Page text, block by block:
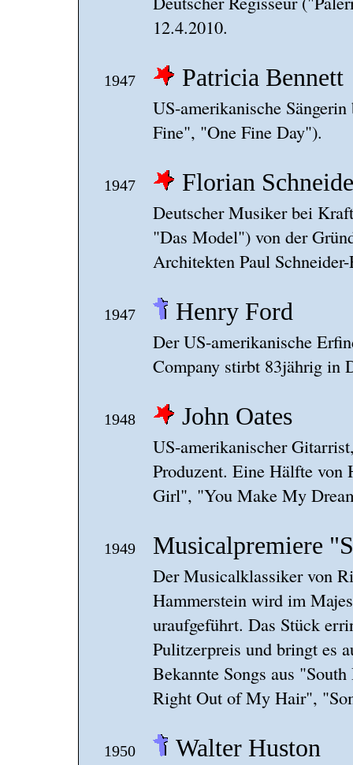
12.4.2010.
1947 Patricia Bennett
US-amerikanische
Fine", "One Fine Day").
1947 Florian
Deutscher Musiker bei
"Das Model") von der
Architekten Paul
1947 Henry Ford
Der US-amerikanische
Company stirbt 83jährig in
1948 John Oates
US-amerikanischer
Produzent. Eine Hälfte
Girl", "You Make My
1949 Musicalpremiere
Der Musicalklassiker von
Hammerstein wird im
uraufgeführt. Das Stück
Pulitzerpreis und bringt es
Bekannte Songs aus
Right Out of My Hair",
1950 Walter Huston